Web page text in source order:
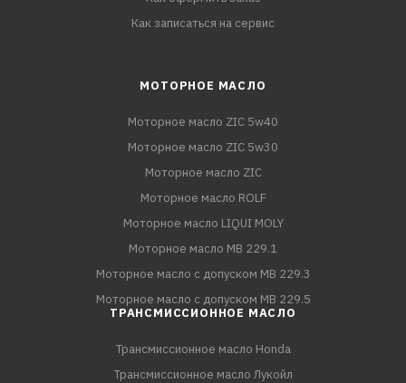
Как записаться на сервис
МОТОРНОЕ МАСЛО
Моторное масло ZIC 5w40
Моторное масло ZIC 5w30
Моторное масло ZIC
Моторное масло ROLF
Моторное масло LIQUI MOLY
Моторное масло MB 229.1
Моторное масло с допуском MB 229.3
Моторное масло с допуском MB 229.5
ТРАНСМИССИОННОЕ МАСЛО
Трансмиссионное масло Honda
Трансмиссионное масло Лукойл